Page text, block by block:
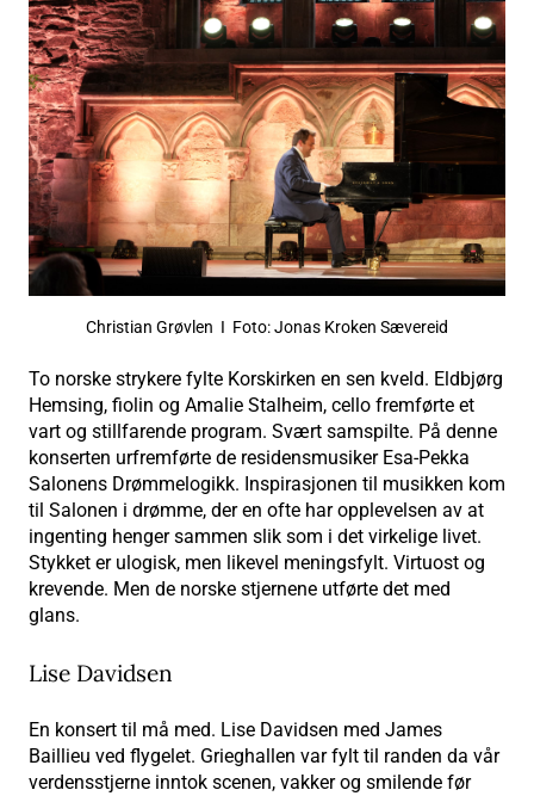
Christian Grøvlen I Foto: Jonas Kroken Sævereid
To norske strykere fylte Korskirken en sen kveld. Eldbjørg
Hemsing, fiolin og Amalie Stalheim, cello fremførte et
vart og stillfarende program. Svært samspilte. På denne
konserten urfremførte de residensmusiker Esa-Pekka
Salonens Drømmelogikk. Inspirasjonen til musikken kom
til Salonen i drømme, der en ofte har opplevelsen av at
ingenting henger sammen slik som i det virkelige livet.
Stykket er ulogisk, men likevel meningsfylt. Virtuost og
krevende. Men de norske stjernene utførte det med
glans.
Lise Davidsen
En konsert til må med. Lise Davidsen med James
Baillieu ved flygelet. Grieghallen var fylt til randen da vår
verdensstjerne inntok scenen, vakker og smilende før